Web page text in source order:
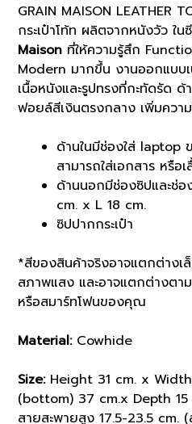
GRAIN MAISON LEATHER
กระเป๋าโท้ท ผลิตจากหนังวัว ใ
Maison ที่ให้ความรู้สึก
Modern มากขึ้น งานออกแบบ
เนื้อหนังและรูปทรงที่กะทัดรัด ด้
ฟอยล์สีเงินตรงกลาง เพิ่มควา
ด้านในมีช่องใส่ laptop
สามารถใส่เอกสาร หรือ
ด้านนอกมีช่องซิปและช่อ
cm. x L 18 cm.
ซิปปากกระเป๋า
*สีของสินค้าจริงอาจแตกต่างเ
สภาพแสง และอาจแตกต่างตา
หรือสมาร์ทโฟนของคุณ
Material:Cowhide
Size:Height 31 cm. x
(bottom) 37 cm.x Depth 15
สายสะพายสูง 17.5-23.5 cm.